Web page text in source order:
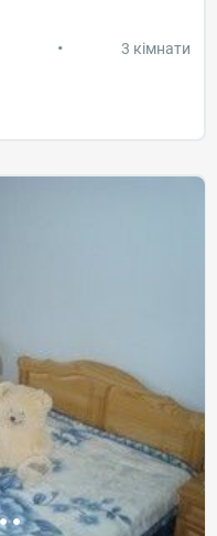
• 3 кімнати